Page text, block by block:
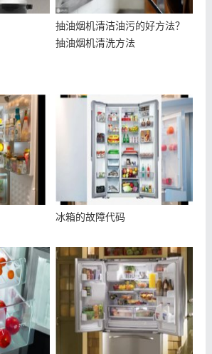
抽油烟机清洁油污的好方法？
抽油烟机清洗方法
冰箱的故障代码